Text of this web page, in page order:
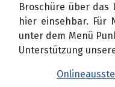
Broschüre über das
hier einsehbar. Für
unter dem Menü
Unterstützung